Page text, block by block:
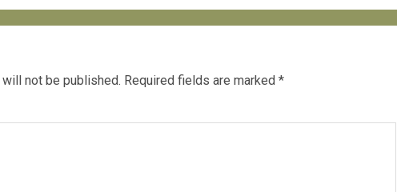
not be published. Required fields are marked *